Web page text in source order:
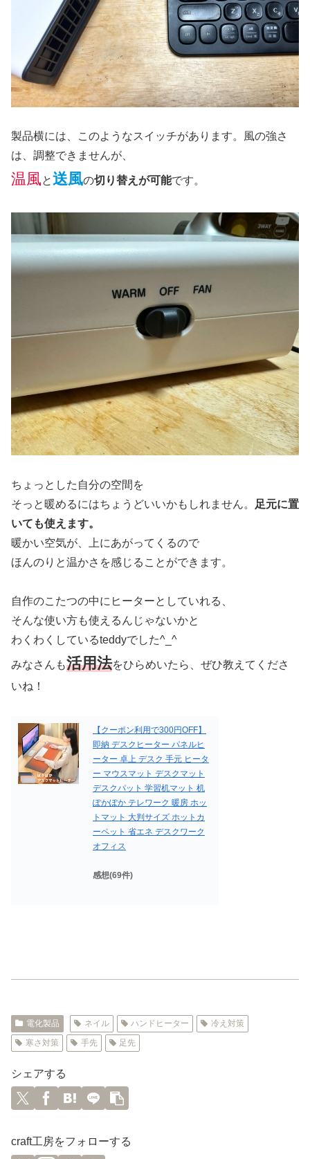
製品横には、このようなスイッチがあります。風の強さ
は、調整できませんが、
温風と送風の切り替えが可能です。
ちょっとした自分の空間を
そっと暖めるにはちょうどいいかもしれません。
足元に置
いても使えます。
暖かい空気が、上にあがってくるので
ほんのりと温かさを感じることができます。
自作のこたつの中にヒーターとしていれる、
そんな使い方も使えるんじゃないかと
わくわくしているteddyでした^_^
みなさんも活用法をひらめいたら、ぜひ教えてくださ
いね！
【クーポン利用で300円OFF】
即納 デスクヒーター パネルヒ
ーター 卓上 デスク 手元 ヒータ
ー マウスマット デスクマット
デスクパット 学習机マット 机
ぽかぽか テレワーク 暖房 ホッ
トマット 大判サイズ ホットカ
ーペット 省エネ デスクワーク
オフィス
感想(69件)
電化製品 ネイル ハンドヒーター
冷え対策
寒さ対策
手先 足先
シェアする
craft工房をフォローする